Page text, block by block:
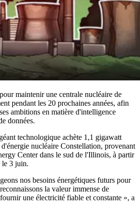
maintenir une centrale nucléaire de
pendant les 20 prochaines années, afin
ambitions en matière d'intelligence
données.
technologique achète 1,1 gigawatt
nucléaire Constellation, provenant
Center dans le sud de l'Illinois, à partir
le 3 juin.
nos besoins énergétiques futurs pour
la valeur immense de
une électricité fiable et constante », a